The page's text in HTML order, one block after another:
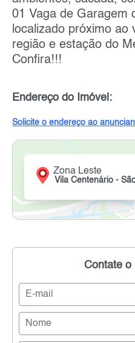
01 Vaga de Garagem
localizado próximo ao
região e estação do
Confira!!!
Endereço do Imóvel:
Solicite o endereço ao
Zona Leste
Vila Centenário -
Contate o